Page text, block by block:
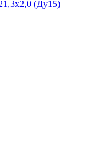
(Ду15)